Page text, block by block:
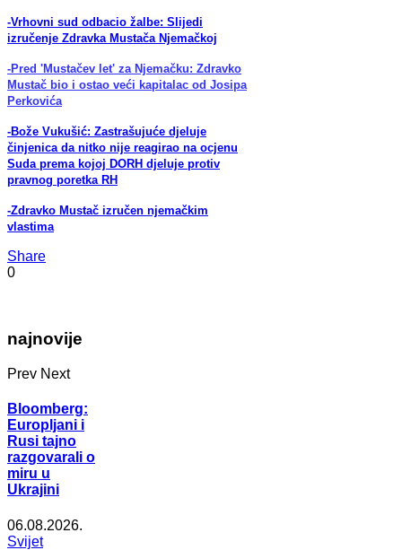
-Vrhovni sud odbacio žalbe: Slijedi
izručenje Zdravka Mustača Njemačkoj
-Pred 'Mustačev let' za Njemačku: Zdravko
Mustač bio i ostao veći kapitalac od Josipa
Perkovića
-Bože Vukušić: Zastrašujuće djeluje
činjenica da nitko nije reagirao na ocjenu
Suda prema kojoj DORH djeluje protiv
pravnog poretka RH
-Zdravko Mustač izručen njemačkim
vlastima
Share
0
najnovije
Prev Next
Bloomberg:
Europljani i
Rusi tajno
razgovarali o
miru u
Ukrajini
06.08.2026.
Svijet